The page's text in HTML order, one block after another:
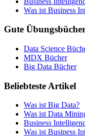
Was ist Business
Gute
Data Science
MDX Bücher
Big Data Bücher
Beliebteste Artikel
Was ist Big Data?
Was ist Data
Business
Was ist Business